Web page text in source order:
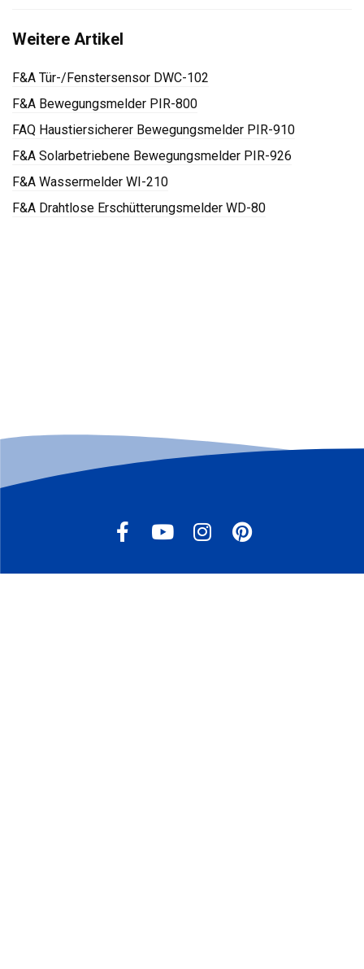
Weitere Artikel
F&A Tür-/Fenstersensor DWC-102
F&A Bewegungsmelder PIR-800
FAQ Haustiersicherer Bewegungsmelder PIR-910
F&A Solarbetriebene Bewegungsmelder PIR-926
F&A Wassermelder WI-210
F&A Drahtlose Erschütterungsmelder WD-80